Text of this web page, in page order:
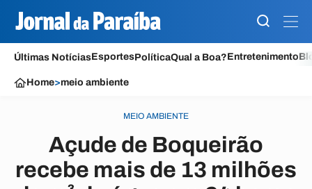
Últimas NotíciasEsportesPolíticaQual a Boa?Entretenimento
Home>meio ambiente
MEIO AMBIENTE
Açude de Boqueirão
recebe mais de 13 milhões